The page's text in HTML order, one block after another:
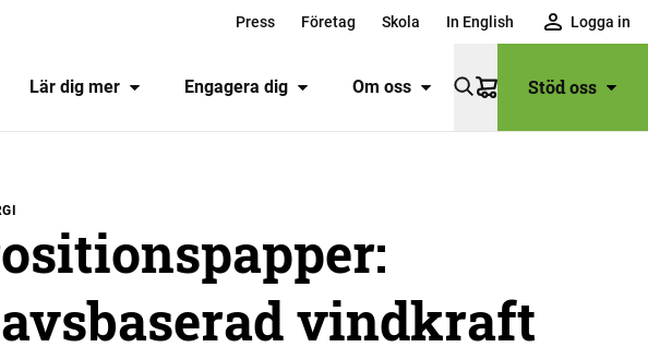
Press Företag Skola In English Logga in
Lär dig mer Engagera dig Om oss
VarukorgStöd oss
vindkraft